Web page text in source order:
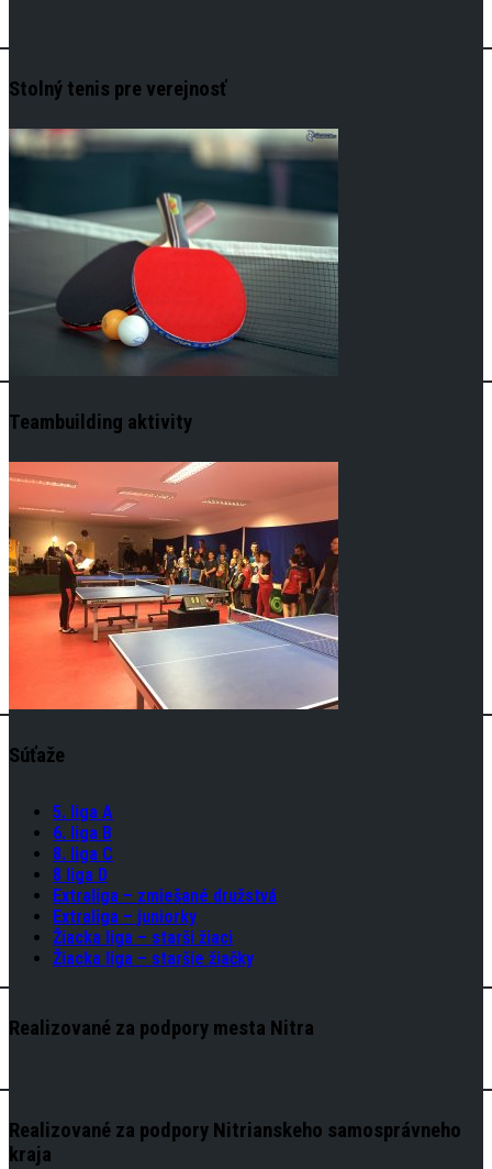
Stolný tenis pre verejnosť
Teambuilding aktivity
Súťaže
5. liga A
6. liga B
8. liga C
8 liga D
Extraliga – zmiešané družstvá
Extraliga – juniorky
Žiacka liga – starši žiaci
Žiacka liga – staršie žiačky
Realizované za podpory mesta Nitra
Realizované za podpory Nitrianskeho samosprávneho
kraja